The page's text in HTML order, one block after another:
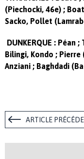
(Piechocki, 46e) ;
Sacko, Pollet
DUNKERQUE : Péan
Bilingi, Kondo ; Pierre
Anziani ; Baghdadi
ARTICLE